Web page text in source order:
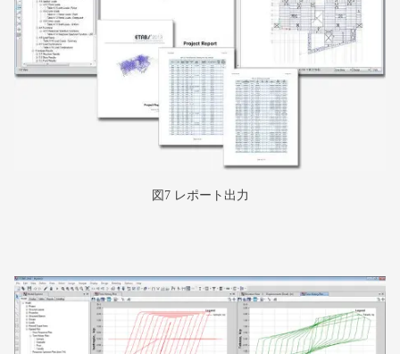
図7 レポート出力